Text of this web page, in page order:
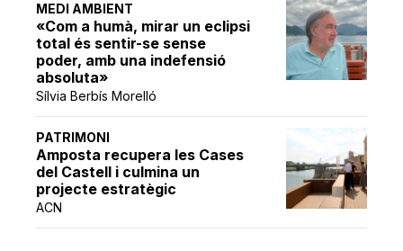
MEDI AMBIENT
«Com a humà, mirar un eclipsi
total és sentir-se sense
poder, amb una indefensió
absoluta»
Sílvia Berbís Morelló
PATRIMONI
Amposta recupera les Cases
del Castell i culmina un
projecte estratègic
ACN